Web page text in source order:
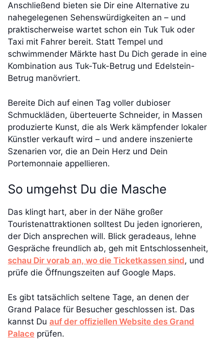
Anschließend bieten sie Dir eine Alternative zu
nahegelegenen Sehenswürdigkeiten an – und
praktischerweise wartet schon ein Tuk Tuk oder
Taxi mit Fahrer bereit. Statt Tempel und
schwimmender Märkte hast Du Dich gerade in eine
Kombination aus Tuk-Tuk-Betrug und Edelstein-
Betrug manövriert.
Bereite Dich auf einen Tag voller dubioser
Schmuckläden, überteuerte Schneider, in Massen
produzierte Kunst, die als Werk kämpfender lokaler
Künstler verkauft wird – und andere inszenierte
Szenarien vor, die an Dein Herz und Dein
Portemonnaie appellieren.
So umgehst Du die Masche
Das klingt hart, aber in der Nähe großer
Touristenattraktionen solltest Du jeden ignorieren,
der Dich ansprechen will. Blick geradeaus, lehne
Gespräche freundlich ab, geh mit Entschlossenheit,
schau Dir vorab an, wo die Ticketkassen sind, und
prüfe die Öffnungszeiten auf Google Maps.
Es gibt tatsächlich seltene Tage, an denen der
Grand Palace für Besucher geschlossen ist. Das
kannst Du auf der offiziellen Website des Grand
Palace prüfen.